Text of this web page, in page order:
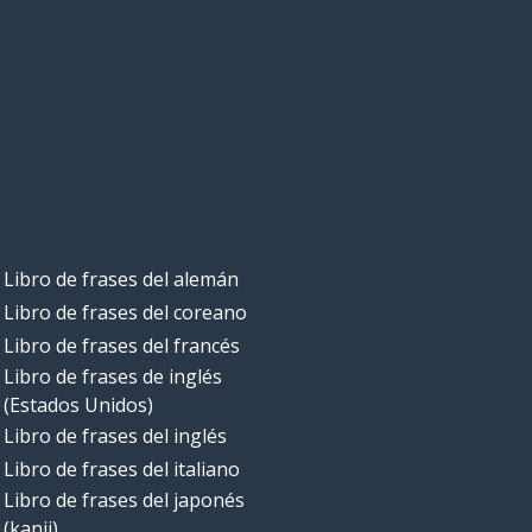
Libro de frases del alemán
Libro de frases del coreano
Libro de frases del francés
Libro de frases de inglés
(Estados Unidos)
Libro de frases del inglés
Libro de frases del italiano
Libro de frases del japonés